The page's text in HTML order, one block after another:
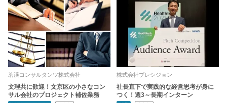
茗渓コンサルタンツ株式会社
文理共に歓迎！文京区の小さなコン
サル会社のプロジェクト補佐業務
株式会社プレシジョン
社長直下で実践的な経営思考が身に
つく！週3～長期インターン